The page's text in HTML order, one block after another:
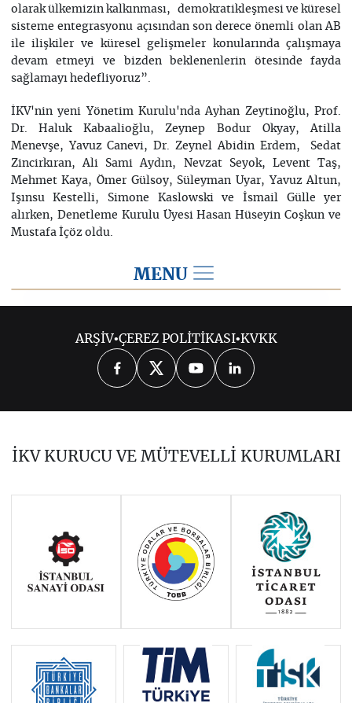
olarak ülkemizin kalkınması, demokratikleşmesi ve küresel
sisteme entegrasyonu açısından son derece önemli olan AB
ile ilişkiler ve küresel gelişmeler konularında çalışmaya
devam etmeyi ve bizden beklenenlerin ötesinde fayda
sağlamayı hedefliyoruz”.
İKV'nin yeni Yönetim Kurulu'nda Ayhan Zeytinoğlu, Prof.
Dr. Haluk Kabaalioğlu, Zeynep Bodur Okyay, Atilla
Menevşe, Yavuz Canevi, Dr. Zeynel Abidin Erdem, Sedat
Zincirkıran, Ali Sami Aydın, Nevzat Seyok, Levent Taş,
Mehmet Kaya, Ömer Gülsoy, Süleyman Uyar, Yavuz Altun,
Işınsu Kestelli, Simone Kaslowski ve İsmail Gülle yer
alırken, Denetleme Kurulu Üyesi Hasan Hüseyin Coşkun ve
Mustafa İçöz oldu.
MENU
2026 2025 2024
2023 2022 2021
ARŞİV•ÇEREZ POLİTİKASI•KVKK
İKV KURUCU VE MÜTEVELLİ KURUMLARI